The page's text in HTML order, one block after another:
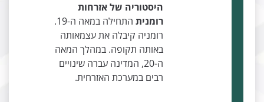
היסטוריה של אזרחות
רומנית
התחילה במאה ה-19.
רומניה קיבלה את עצמאותה
באותה תקופה. במהלך המאה
ה-20, המדינה עברה שינויים
רבים במערכת האזרחית.